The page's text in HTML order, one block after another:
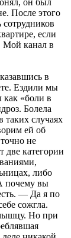
После этого
если
Мой канал в
в
Ездили мы
как «боли в
Болела
случаях
ей об
не
две категории
либо
почему вы
— Да я по
сожгла.
Но при